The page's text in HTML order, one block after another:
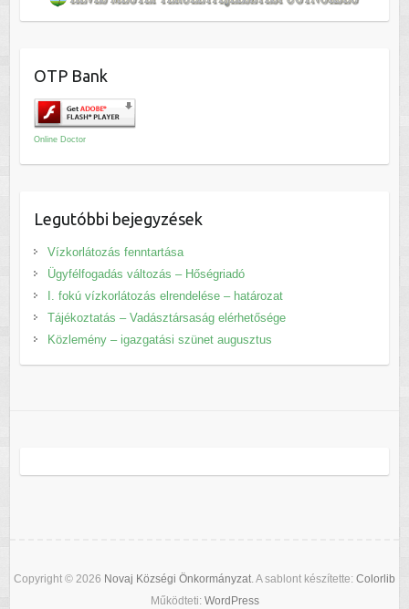
OTP Bank
Online Doctor
Legutóbbi bejegyzések
Vízkorlátozás fenntartása
Ügyfélfogadás változás – Hőségriadó
I. fokú vízkorlátozás elrendelése – határozat
Tájékoztatás – Vadásztársaság elérhetősége
Közlemény – igazgatási szünet augusztus
Copyright © 2026 Novaj Községi Önkormányzat . A sablont készítette: Colorlib
Működteti: WordPress